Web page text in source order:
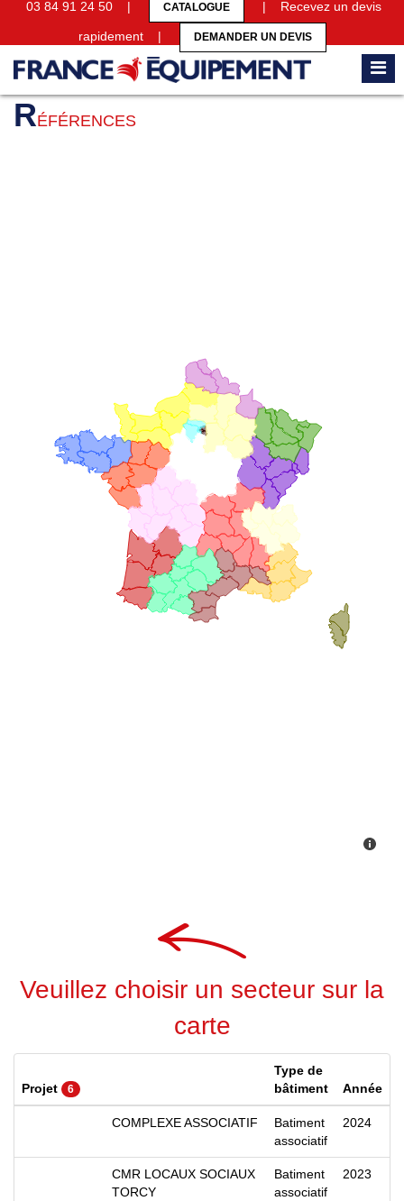
03 84 91 24 50 | CATALOGUE | Recevez un devis
rapidement | DEMANDER UN DEVIS
Accueil Références
RÉFÉRENCES
Veuillez choisir un secteur sur la
carte
Projet 6
Type de
bâtiment
Année
COMPLEXE ASSOCIATIF
Batiment
associatif
2024
CMR LOCAUX SOCIAUX
TORCY
Batiment
associatif
2023